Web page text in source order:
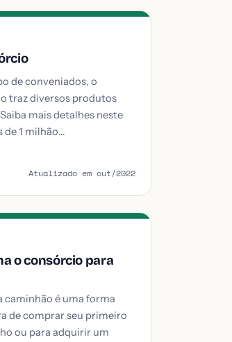
de conveniados, o
traz diversos produtos
mais detalhes neste
de 1 milhão…
Atualizado em out/2022
o consórcio para
caminhão é uma forma
de comprar seu primeiro
ou para adquirir um